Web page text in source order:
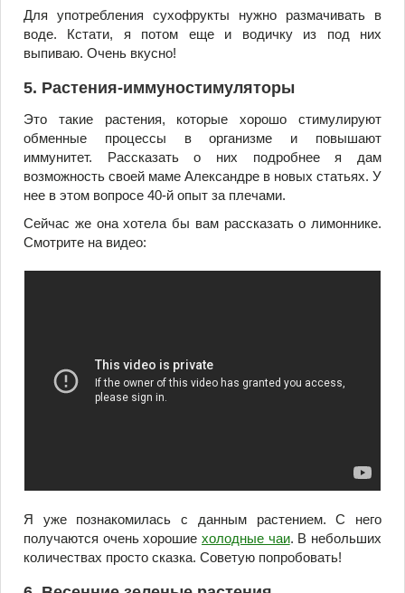
Для употребления сухофрукты нужно размачивать в
воде. Кстати, я потом еще и водичку из под них
выпиваю. Очень вкусно!
5. Растения-иммуностимуляторы
Это такие растения, которые хорошо стимулируют
обменные процессы в организме и повышают
иммунитет. Рассказать о них подробнее я дам
возможность своей маме Александре в новых статьях. У
нее в этом вопросе 40-й опыт за плечами.
Сейчас же она хотела бы вам рассказать о лимоннике.
Смотрите на видео:
Я уже познакомилась с данным растением. С него
получаются очень хорошие холодные чаи. В небольших
количествах просто сказка. Советую попробовать!